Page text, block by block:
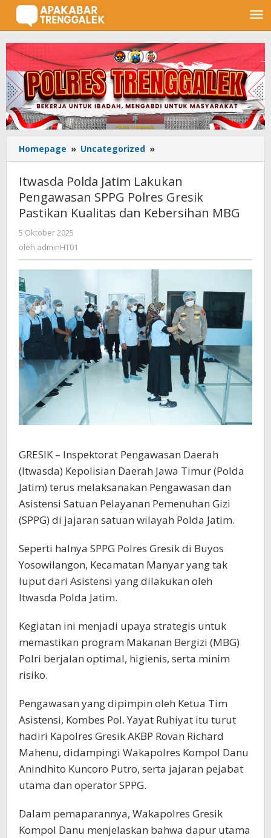
Lewati
konten
Homepage » Uncategorized »
Polda
Lakukan
Pengawasan
SPPG
Kualitas
Kebersihan
MBG
Itwasda Polda Jatim Lakukan
Pengawasan SPPG Polres Gresik
Pastikan Kualitas dan Kebersihan MBG
5 Oktober 2025
oleh adminHT01
GRESIK – Inspektorat Pengawasan Daerah
(Itwasda) Kepolisian Daerah Jawa Timur (Polda
Jatim) terus melaksanakan Pengawasan dan
Asistensi Satuan Pelayanan Pemenuhan Gizi
(SPPG) di jajaran satuan wilayah Polda Jatim.
Seperti halnya SPPG Polres Gresik di Buyos
Yosowilangon, Kecamatan Manyar yang tak
luput dari Asistensi yang dilakukan oleh
Itwasda Polda Jatim.
Kegiatan ini menjadi upaya strategis untuk
memastikan program Makanan Bergizi (MBG)
Polri berjalan optimal, higienis, serta minim
risiko.
Pengawasan yang dipimpin oleh Ketua Tim
Asistensi, Kombes Pol. Yayat Ruhiyat itu turut
hadiri Kapolres Gresik AKBP Rovan Richard
Mahenu, didampingi Wakapolres Kompol Danu
Anindhito Kuncoro Putro, serta jajaran pejabat
utama dan operator SPPG.
Dalam pemaparannya, Wakapolres Gresik
Kompol Danu menjelaskan bahwa dapur utama